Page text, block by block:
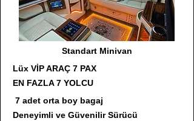
Standart Minivan
Lüx VİP ARAÇ 7 PAX
EN FAZLA 7 YOLCU
7 adet orta boy bagaj
Deneyimli ve Güvenilir Sürücü